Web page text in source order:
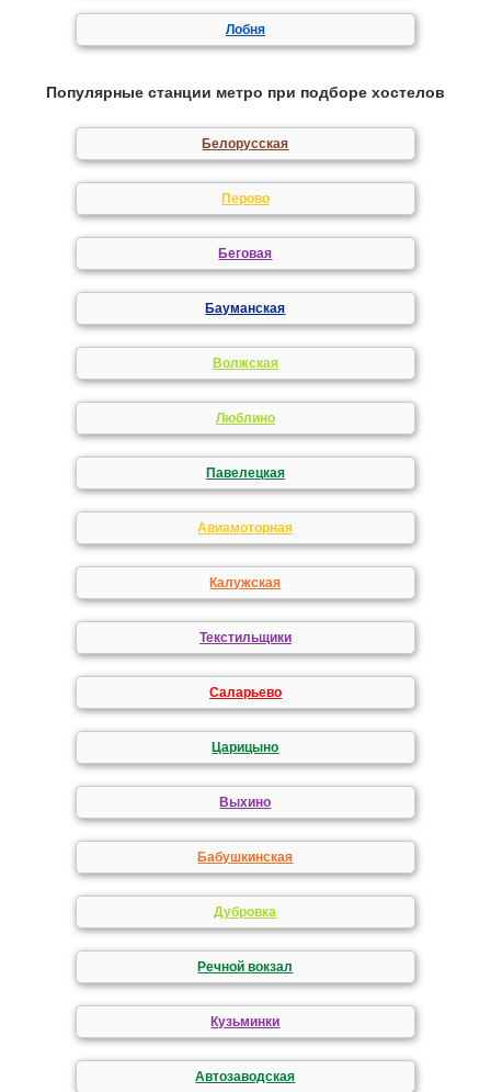
Лобня
Популярные станции метро при подборе хостелов
Белорусская
Перово
Беговая
Бауманская
Волжская
Люблино
Павелецкая
Авиамоторная
Калужская
Текстильщики
Саларьево
Царицыно
Выхино
Бабушкинская
Дубровка
Речной вокзал
Кузьминки
Автозаводская